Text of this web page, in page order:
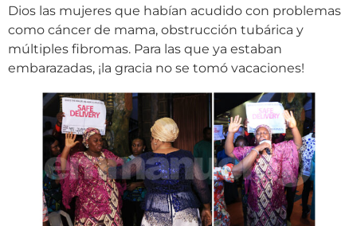
Dios las mujeres que habían acudido con problemas
como cáncer de mama, obstrucción tubárica y
múltiples fibromas. Para las que ya estaban
embarazadas, ¡la gracia no se tomó vacaciones!